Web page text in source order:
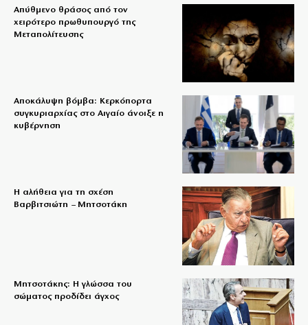
Απύθμενο θράσος από τον
χειρότερο πρωθυπουργό της
Μεταπολίτευσης
Αποκάλυψη βόμβα: Κερκόπορτα
συγκυριαρχίας στο Αιγαίο άνοιξε η
κυβέρνηση
Η αλήθεια για τη σχέση
Βαρβιτσιώτη – Μητσοτάκη
Μητσοτάκης: Η γλώσσα του
σώματος προδίδει άγχος